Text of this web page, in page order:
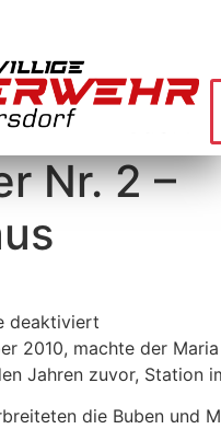
Nr. 2 –
deaktiviert
2010, machte der
Jahren zuvor, Station
die Buben und